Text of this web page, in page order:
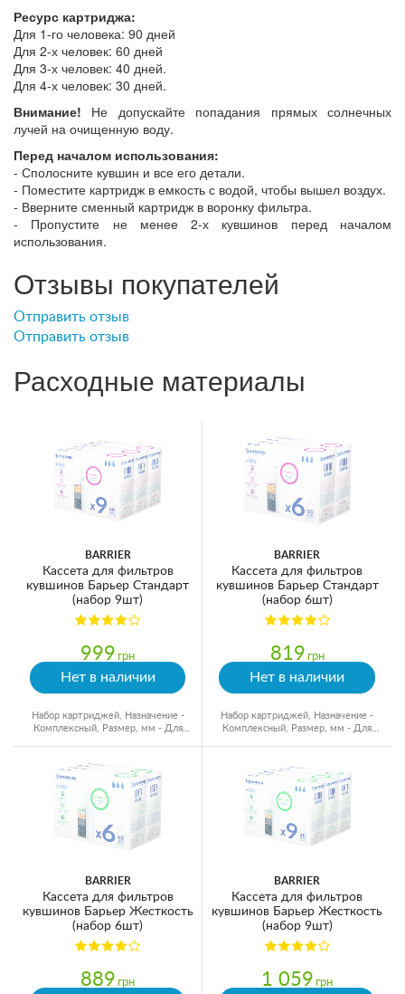
Ресурс картриджа:
Для 1-го человека: 90 дней
Для 2-х человек: 60 дней
Для 3-х человек: 40 дней.
Для 4-х человек: 30 дней.
Внимание! Не допускайте попадания прямых солнечных
лучей на очищенную воду.
Перед началом использования:
- Сполосните кувшин и все его детали.
- Поместите картридж в емкость с водой, чтобы вышел воздух.
- Вверните сменный картридж в воронку фильтра.
- Пропустите не менее 2-х кувшинов перед началом
использования.
Отзывы покупателей
Отправить отзыв
Отправить отзыв
Расходные материалы
BARRIER
Кассета для фильтров
кувшинов Барьер Стандарт
(набор 9шт)
999 грн
Нет в наличии
Набор картриджей, Назначение -
Комплексный, Размер, мм - Для
BARRIER
Кассета для фильтров
кувшинов Барьер Стандарт
(набор 6шт)
819 грн
Нет в наличии
Набор картриджей, Назначение -
Комплексный, Размер, мм - Для
BARRIER
Кассета для фильтров
кувшинов Барьер Жесткость
(набор 6шт)
889 грн
BARRIER
Кассета для фильтров
кувшинов Барьер Жесткость
(набор 9шт)
1 059 грн